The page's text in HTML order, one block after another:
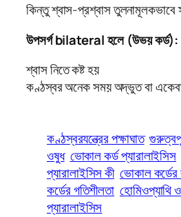
কিন্তু শ্বাস-প্রশ্বাস তুলনামূলকভাবে
উপসর্গ bilateral হলে (উভয় কর্ড):
শ্বাস নিতে কষ্ট হয়
কণ্ঠস্বর অনেক সময় অদ্ভুত বা
কণ্ঠস্বরযন্ত্রের পক্ষাঘাত
ওষুধ ভোকাল কর্ড প্যারালাইসিস
প্যারালাইসিস কী ভোকাল
কর্ডের গতিশীলতা হোমিওপ্যাথি
প্যারালাইসিস